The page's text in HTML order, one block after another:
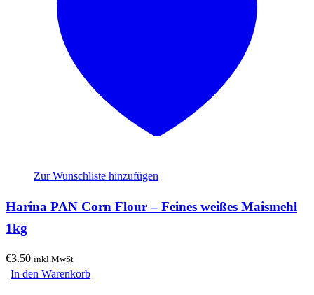
Zur Wunschliste hinzufügen
Harina PAN Corn Flour – Feines weißes Maismehl
1kg
€3.50 inkl.MwSt
In den Warenkorb